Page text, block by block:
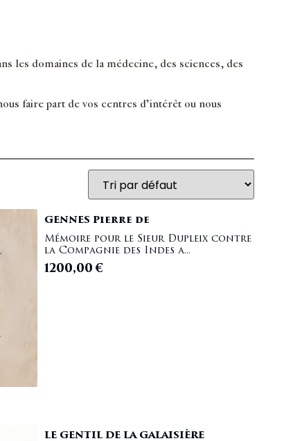
les domaines de la médecine, des sciences, des
faire part de vos centres d’intérêt ou nous
GENNES Pierre de
Mémoire pour le Sieur Dupleix contre
la Compagnie des Indes a...
1200,00€
LE GENTIL DE LA GALAISIÈRE